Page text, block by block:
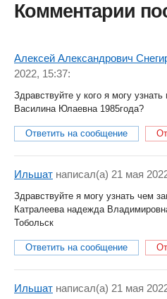
Комментарии
Алексей Александрович
2022, 15:37:
Здравствуйте у кого я могу
Василина Юлаевна 1985года?
Ответить на сообщение
Ильшат написал(a) 21 мая
Здравствуйте я могу узнать чем
Катралеева надежда
Тобольск
Ответить на сообщение
Ильшат написал(a) 21 мая